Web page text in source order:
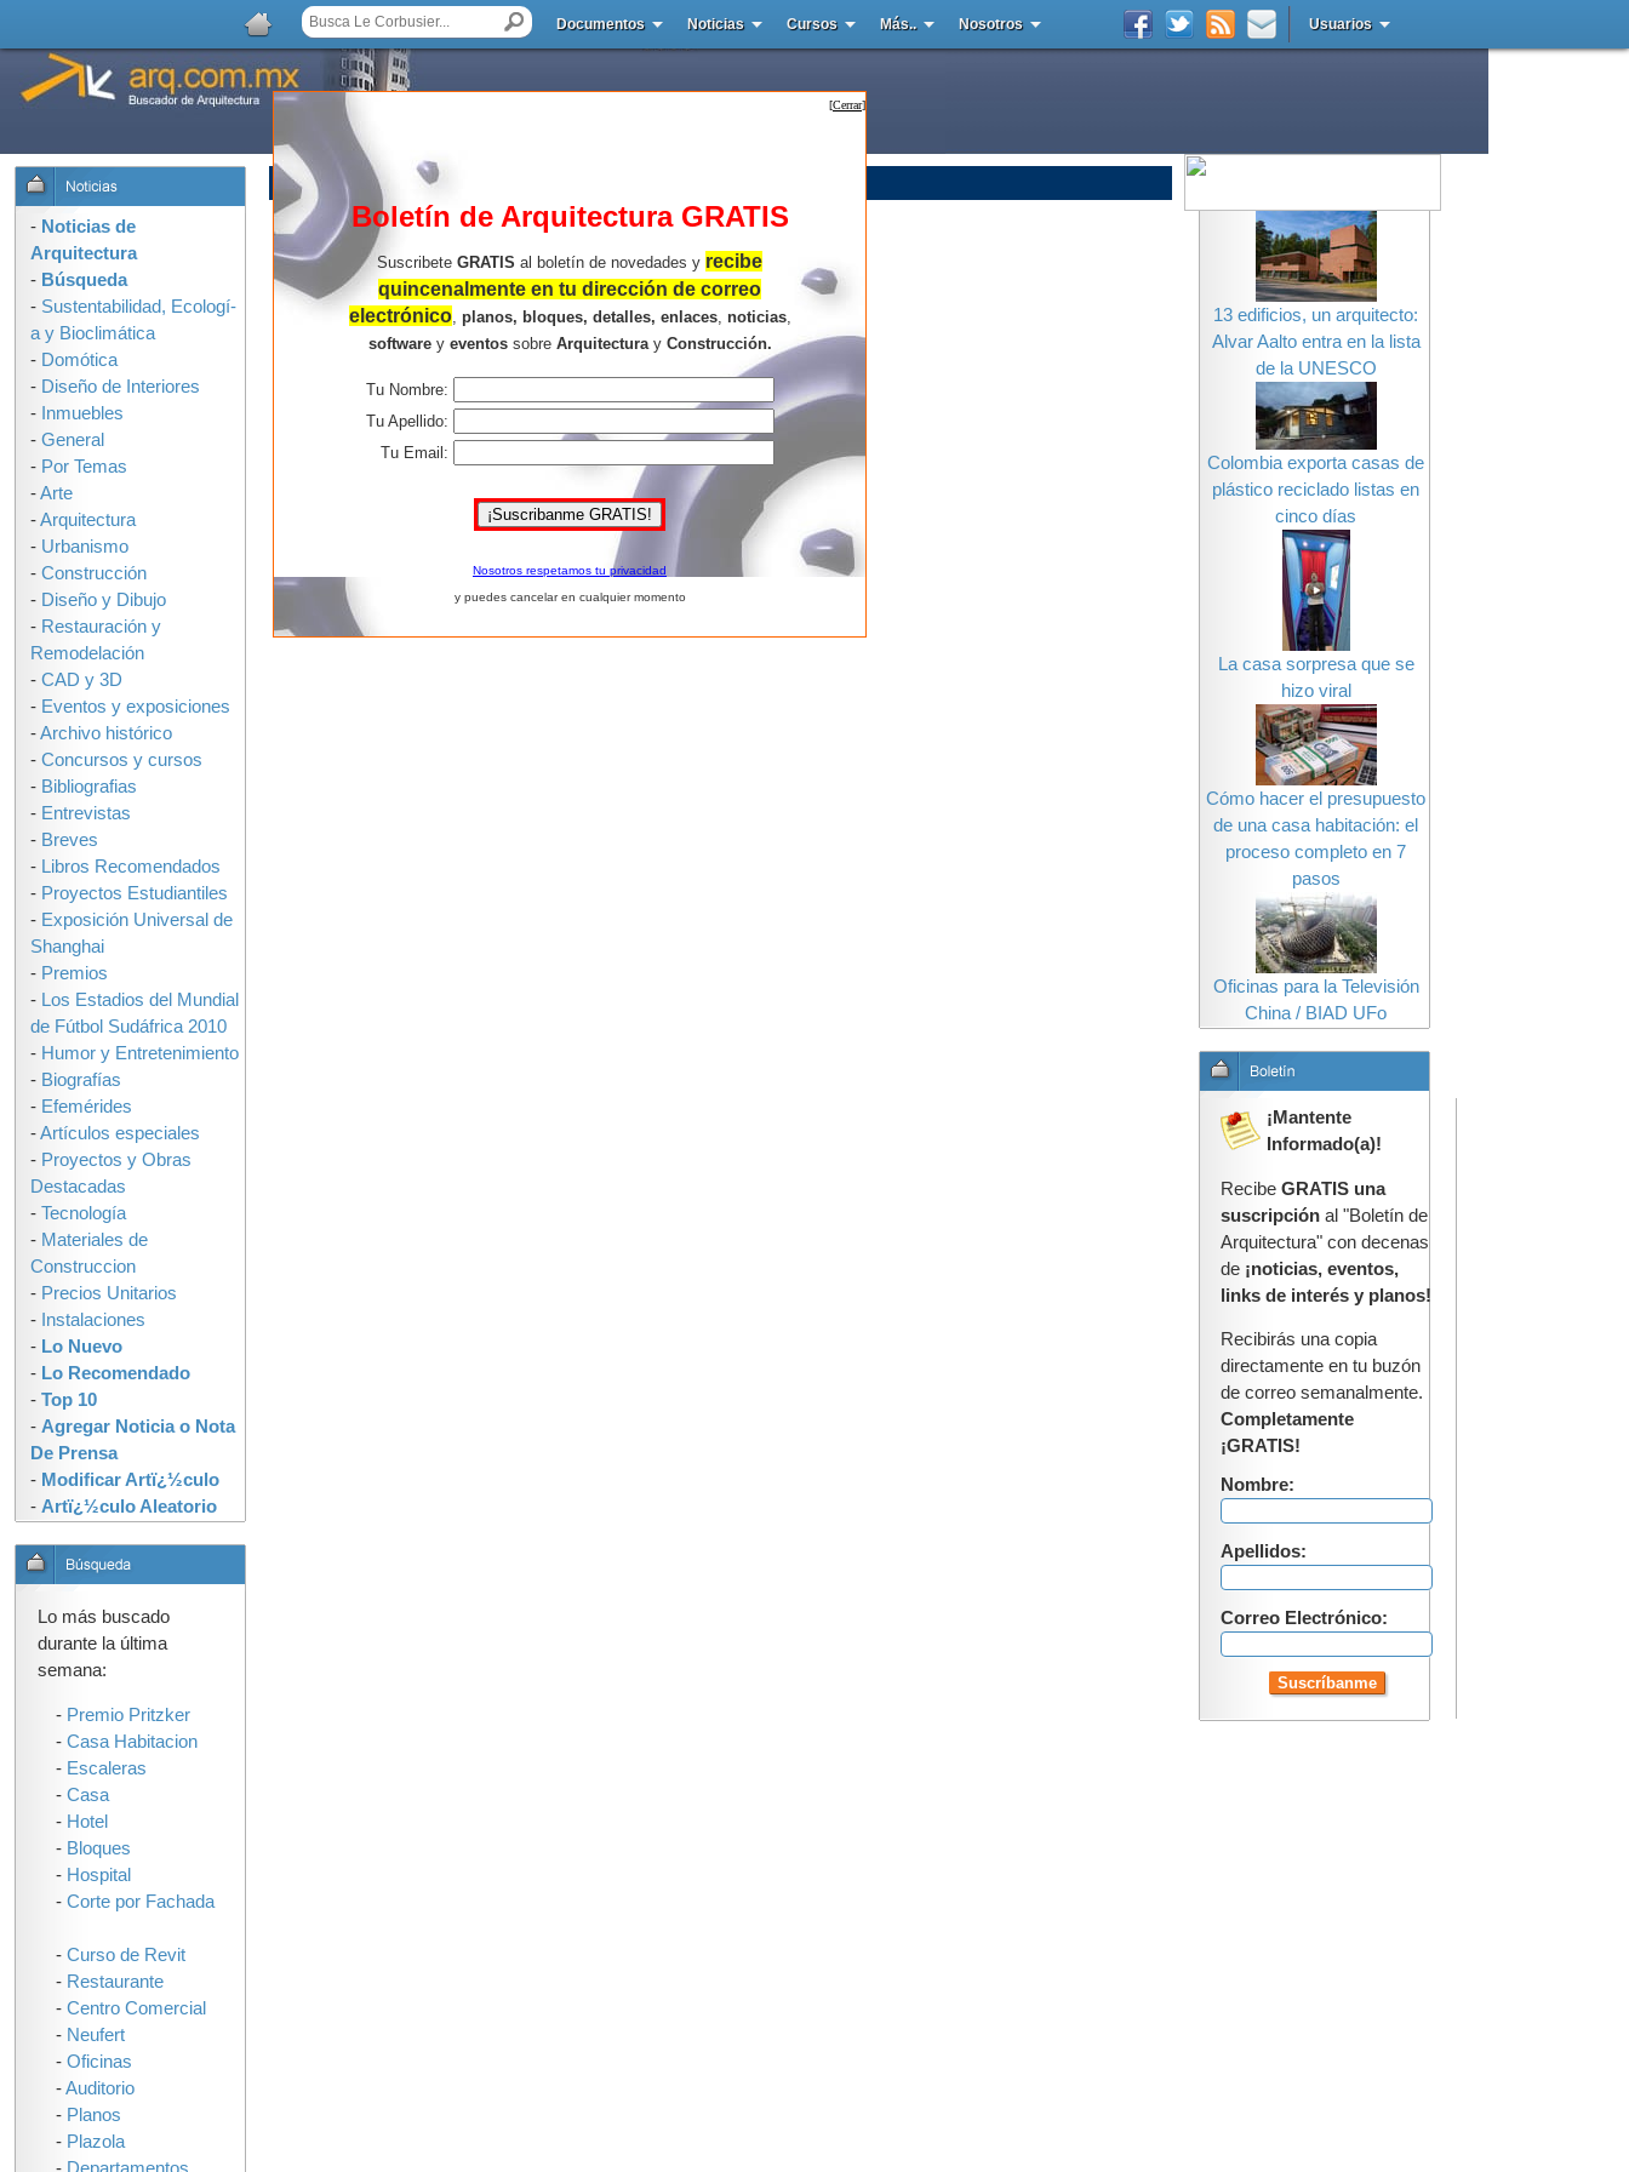
Documentos Noticias Cursos Más.. Nosotros Usuarios
LISTA DE COMENTARIOS
No hay comentarios.
13 edificios, un arquitecto:
Alvar Aalto entra en la lista
de la UNESCO
Colombia exporta casas de
plástico reciclado listas en
cinco días
La casa sorpresa que se
hizo viral
Cómo hacer el presupuesto
de una casa habitación: el
proceso completo en 7
pasos
Oficinas para la Televisión
China / BIAD UFo
¡Mantente
Informado(a)!
Recibe GRATIS una
suscripción al "Boletín de
Arquitectura" con decenas
de ¡noticias, eventos,
links de interés y planos!
Recibirás una copia
directamente en tu buzón
de correo semanalmente.
Completamente
¡GRATIS!
Nombre:
Apellidos:
Correo Electrónico:
[Cerrar]
Boletín de Arquitectura GRATIS
Suscribete GRATIS al boletín de novedades y recibe
quincenalmente en tu dirección de correo
electrónico, planos, bloques, detalles, enlaces, noticias,
softwarey eventossobre Arquitecturay Construcción.
Tu Nombre:
Tu Apellido:
Tu Email:
Nosotros respetamos tu privacidad
y puedes cancelar en cualquier momento
- Noticias de
Arquitectura
- Búsqueda
- Sustentabilidad, Ecologí­
a y Bioclimática
- Domótica
- Diseño de Interiores
- Inmuebles
- General
- Por Temas
-Arte
-Arquitectura
- Urbanismo
- Construcción
- Diseño y Dibujo
- Restauración y
Remodelación
- CAD y 3D
- Eventos y exposiciones
-Archivo histórico
- Concursos y cursos
- Bibliografias
- Entrevistas
- Breves
- Libros Recomendados
- Proyectos Estudiantiles
- Exposición Universal de
Shanghai
- Premios
- Los Estadios del Mundial
de Fútbol Sudáfrica 2010
- Humor y Entretenimiento
- Biografías
- Efemérides
-Artículos especiales
- Proyectos y Obras
Destacadas
- Tecnología
- Materiales de
Construccion
- Precios Unitarios
- Instalaciones
- Lo Nuevo
- Lo Recomendado
- Top 10
- Agregar Noticia o Nota
De Prensa
- Modificar Artï¿½culo
- Artï¿½culo Aleatorio
Lo más buscado
durante la última
semana:
- Premio Pritzker
- Casa Habitacion
- Escaleras
- Casa
- Hotel
- Bloques
- Hospital
- Corte por Fachada
- Curso de Revit
- Restaurante
- Centro Comercial
- Neufert
- Oficinas
-Auditorio
- Planos
- Plazola
- Departamentos